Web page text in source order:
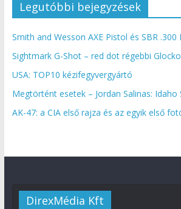
Legutóbbi bejegyzések
Smith and Wesson AXE Pistol és SBR .300
Sightmark G-Shot – red dot régebbi
USA: TOP10 kézifegyvergyártó
Megtörtént esetek – Jordan Salinas: Idaho
AK-47: a CIA első rajza és az egyik első
DirexMédia Kft